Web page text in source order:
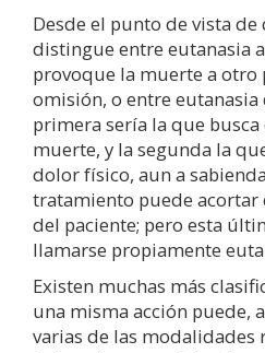
Desde el punto de vista
distingue entre eutanasia
provoque la muerte a otro
omisión, o entre
primera sería la que
muerte, y la segunda la
dolor físico, aun a
tratamiento puede acortar
del paciente; pero esta
llamarse propiamente
Existen muchas más
una misma acción puede,
varias de las modalidades